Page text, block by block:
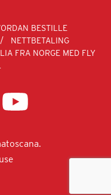
BESTILLE
NETTBETALING
FRA NORGE MED FLY